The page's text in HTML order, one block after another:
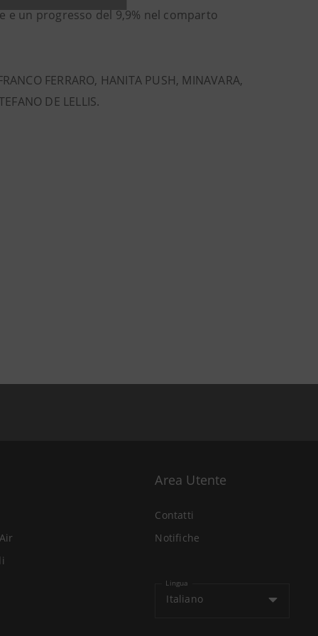
e un progresso del 9,9% nel comparto
FERRARO, HANITA PUSH, MINAVARA,
DE LELLIS.
Area Utente
Contatti
Notifiche
Lingua
Italiano